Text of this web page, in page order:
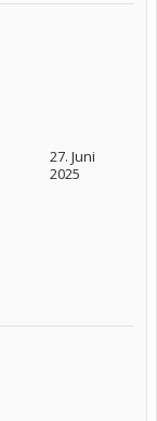
27. Juni
2025